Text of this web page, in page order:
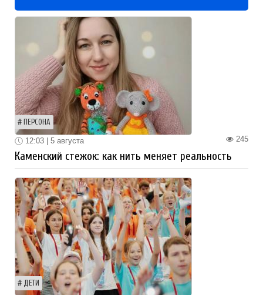
ПЕРСОНА
245
12:03 | 5 августа
Каменский стежок: как нить меняет реальность
ДЕТИ